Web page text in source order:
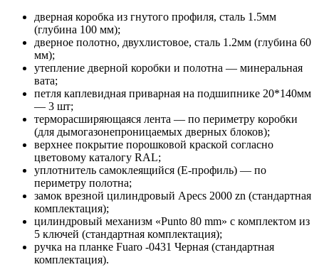
дверная коробка из гнутого профиля, сталь 1.5мм
(глубина 100 мм);
дверное полотно, двухлистовое, сталь 1.2мм (глубина 60
мм);
утепление дверной коробки и полотна — минеральная
вата;
петля каплевидная приварная на подшипнике 20*140мм
— 3 шт;
терморасширяющаяся лента — по периметру коробки
(для дымогазонепроницаемых дверных блоков);
верхнее покрытие порошковой краской согласно
цветовому каталогу RAL;
уплотнитель самоклеящийся (E-профиль) — по
периметру полотна;
замок врезной цилиндровый Apecs 2000 zn (стандартная
комплектация);
цилиндровый механизм «Punto 80 mm» с комплектом из
5 ключей (стандартная комплектация);
ручка на планке Fuaro -0431 Черная (стандартная
комплектация).